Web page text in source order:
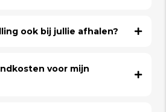
ook bij jullie afhalen?
voor mijn